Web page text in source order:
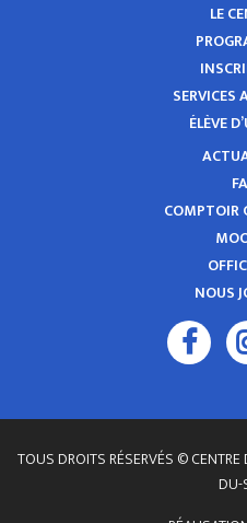
LE
SERVICES
ÉLÈVE
COMPTOIR
NOUS
TOUS DROITS RÉSERVÉS ©